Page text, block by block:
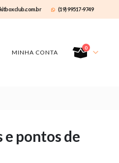
(19) 99517-9749
MINHA CONTA
0
pontos de